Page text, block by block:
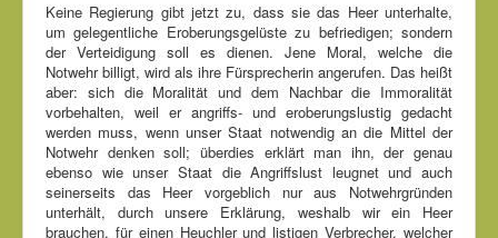
Keine Regierung gibt jetzt zu, dass sie das Heer unterhalte,
um gelegentliche Eroberungsgelüste zu befriedigen; sondern
der Verteidigung soll es dienen. Jene Moral, welche die
Notwehr billigt, wird als ihre Fürsprecherin angerufen. Das heißt
aber: sich die Moralität und dem Nachbar die Immoralität
vorbehalten, weil er angriffs- und eroberungslustig gedacht
werden muss, wenn unser Staat notwendig an die Mittel der
Notwehr denken soll; überdies erklärt man ihn, der genau
ebenso wie unser Staat die Angriffslust leugnet und auch
seinerseits das Heer vorgeblich nur aus Notwehrgründen
unterhält, durch unsere Erklärung, weshalb wir ein Heer
brauchen, für einen Heuchler und listigen Verbrecher, welcher